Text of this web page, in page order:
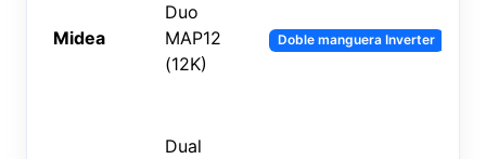
Midea
Duo
MAP12
(12K)
Doble manguera Inverter
Dual